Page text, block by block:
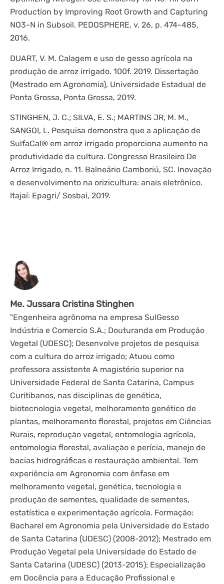
Production by Improving Root Growth and Capturing
NO3-N in Subsoil. PEDOSPHERE, v. 26, p. 474-485,
2016.
DUART, V. M. Calagem e uso de gesso agrícola na
produção de arroz irrigado. 100f. 2019. Dissertação
(Mestrado em Agronomia), Universidade Estadual de
Ponta Grossa, Ponta Grossa, 2019.
STINGHEN, J. C.; SILVA, E. S.; MARTINS JR, M. M.,
SANGOI, L. Pesquisa demonstra que a aplicação de
SulfaCal® em arroz irrigado proporciona aumento na
produtividade da cultura. Congresso Brasileiro De
Arroz Irrigado, n. 11. Balneário Camboriú, SC. Inovação
e desenvolvimento na orizicultura: anais eletrônico.
Itajaí: Epagri/ Sosbai, 2019.
Me. Jussara Cristina Stinghen
"Engenheira agrônoma na empresa SulGesso
Indústria e Comercio S.A.; Douturanda em Produção
Vegetal (UDESC); Desenvolve projetos de pesquisa
com a cultura do arroz irrigado; Atuou como
professora assistente A magistério superior na
Universidade Federal de Santa Catarina, Campus
Curitibanos, nas disciplinas de genética,
biotecnologia vegetal, melhoramento genético de
plantas, melhoramento florestal, projetos em Ciências
Rurais, reprodução vegetal, entomologia agrícola,
entomologia florestal, avaliação e perícia, manejo de
bacias hidrográficas e restauração ambiental. Tem
experiência em Agronomia com ênfase em
melhoramento vegetal, genética, tecnologia e
produção de sementes, qualidade de sementes,
estatística e experimentação agrícola. Formação:
Bacharel em Agronomia pela Universidade do Estado
de Santa Catarina (UDESC) (2008-2012); Mestrado em
Produção Vegetal pela Universidade do Estado de
Santa Catarina (UDESC) (2013-2015); Especialização
em Docência para a Educação Profissional e